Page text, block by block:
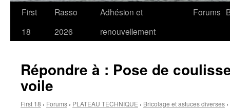
First
18
Rasso
2026
Adhésion et
renouvellement
Forums
Répondre à : Pose de
voile
First 18 › Forums › PLATEAU TECHNIQUE › Bricolage et astuces diverses ›